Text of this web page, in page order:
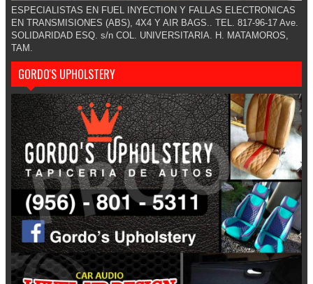
ESPECIALISTAS EN FUEL INYECTION Y FALLAS ELECTRONICAS
EN TRANSMISIONES (ABS), 4X4 Y AIR BAGS.. TEL. 817-96-17 Ave.
SOLIDARIDAD ESQ. s/n COL. UNIVERSITARIA. H. MATAMOROS,
TAM.
GORDO'S UPHOLSTERY